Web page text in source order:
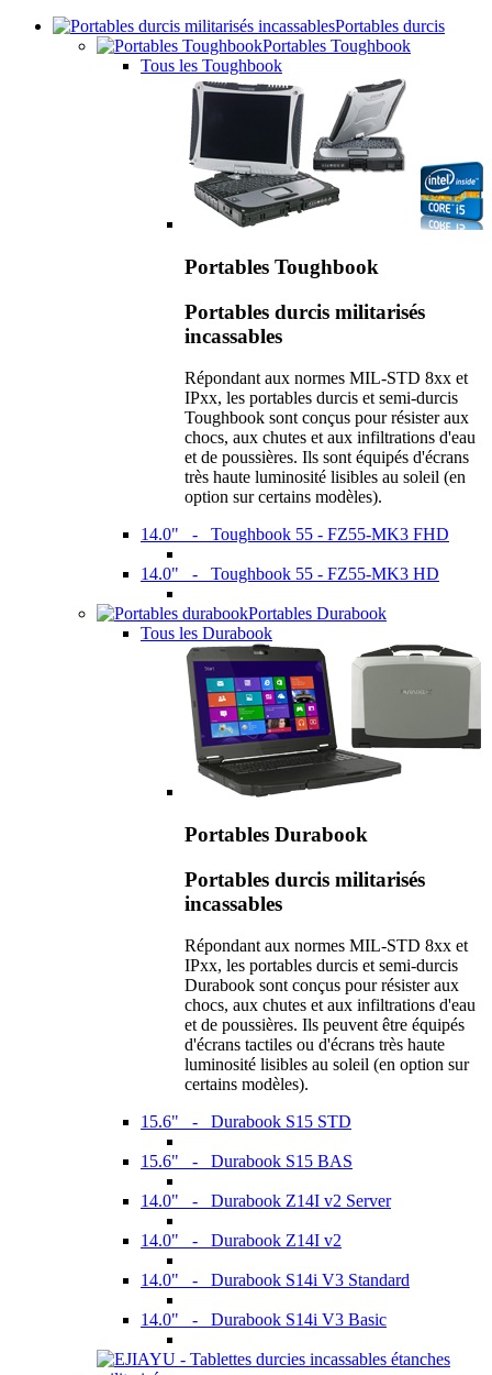
Portables durcis
Portables Toughbook
Tous les Toughbook
Portables Toughbook
Portables durcis militarisés
incassables
Répondant aux normes MIL-STD 8xx et
IPxx, les portables durcis et semi-durcis
Toughbook sont conçus pour résister aux
chocs, aux chutes et aux infiltrations d'eau
et de poussières. Ils sont équipés d'écrans
très haute luminosité lisibles au soleil (en
option sur certains modèles).
14.0" - Toughbook 55 - FZ55-MK3 FHD
14.0" - Toughbook 55 - FZ55-MK3 HD
Portables Durabook
Tous les Durabook
Portables Durabook
Portables durcis militarisés
incassables
Répondant aux normes MIL-STD 8xx et
IPxx, les portables durcis et semi-durcis
Durabook sont conçus pour résister aux
chocs, aux chutes et aux infiltrations d'eau
et de poussières. Ils peuvent être équipés
d'écrans tactiles ou d'écrans très haute
luminosité lisibles au soleil (en option sur
certains modèles).
15.6" - Durabook S15 STD
15.6" - Durabook S15 BAS
14.0" - Durabook Z14I v2 Server
14.0" - Durabook Z14I v2
14.0" - Durabook S14i V3 Standard
14.0" - Durabook S14i V3 Basic